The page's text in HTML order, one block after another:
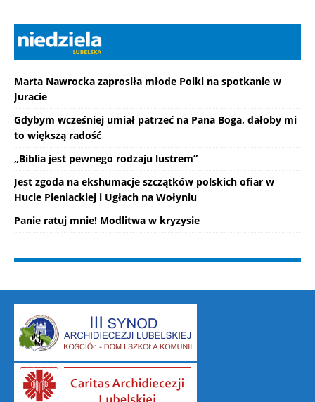
Marta Nawrocka zaprosiła młode Polki na spotkanie w
Juracie
Gdybym wcześniej umiał patrzeć na Pana Boga, dałoby mi
to większą radość
„Biblia jest pewnego rodzaju lustrem”
Jest zgoda na ekshumacje szczątków polskich ofiar w
Hucie Pieniackiej i Ugłach na Wołyniu
Panie ratuj mnie! Modlitwa w kryzysie